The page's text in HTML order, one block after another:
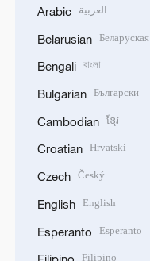
Arabic العربية
Belarusian Беларуская
Bengali বাংলা
Bulgarian Български
Cambodian ខ្មែរ
Croatian Hrvatski
Czech Český
English English
Esperanto Esperanto